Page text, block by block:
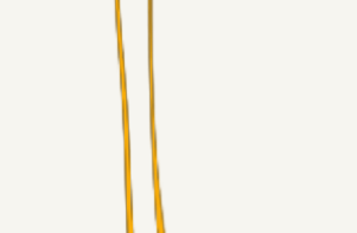
Kommer Jobbe hjem?
Masterclass
05. aug. 2026
Brøndby-TV og u-19
Alt det andet
04. aug. 2026
5. Forudsigelser op til Horsens kampen.